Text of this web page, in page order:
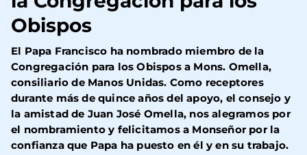
Obispos
El Papa Francisco ha nombrado miembro de la
Congregación para los Obispos a Mons. Omella,
consiliario de Manos Unidas. Como receptores
durante más de quince años del apoyo, el consejo y
la amistad de Juan José Omella, nos alegramos por
el nombramiento y felicitamos a Monseñor por la
confianza que Papa ha puesto en él y en su trabajo.